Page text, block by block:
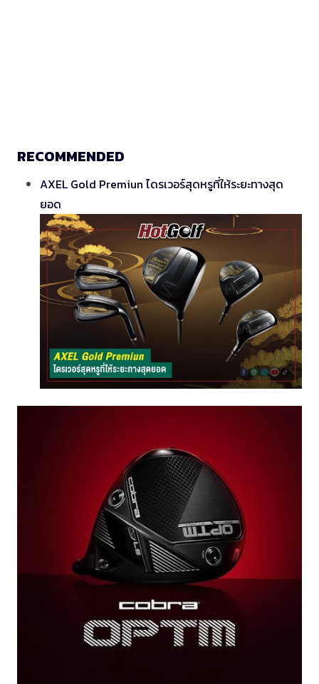
RECOMMENDED
AXEL Gold Premiun ไดรเวอร์สุดหรูที่ให้ระยะทางสุด
ยอด